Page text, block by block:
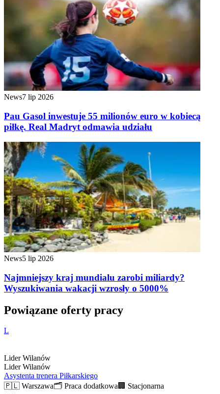
News7 lip 2026
Pau Gasol inwestuje 55 milionów euro w kobiecą
piłkę. Real Madryt odmawia udziału
News5 lip 2026
Najmniejszy kraj mundialu zarobi miliardy?
Wyszukiwania wakacji wzrosły o 5000%
Powiązane oferty pracy
L
Lider Wilanów
Lider Wilanów
Asystenta trenera Piłkarskiego
🇵🇱 Warszawa🗂️ Praca dodatkowa🏢 Stacjonarna